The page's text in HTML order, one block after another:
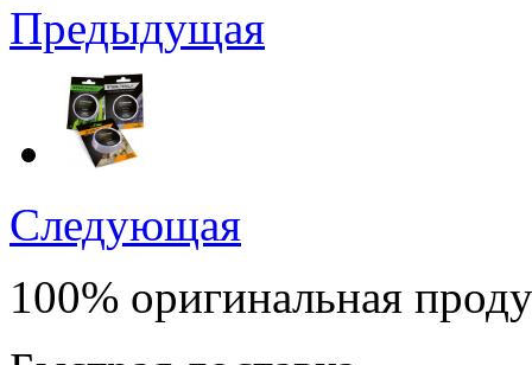
Предыдущая
Следующая
100% оригинальная